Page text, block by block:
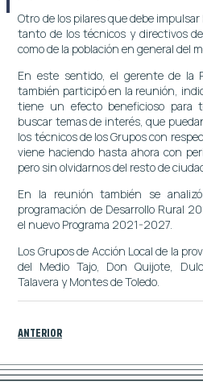
Otro de los pilares que debe impulsar
tanto de los técnicos y directivos
como de la población en general del
En este sentido, el gerente de la
también participó en la reunión,
tiene un efecto beneficioso para
buscar temas de interés, que
los técnicos de los Grupos con
viene haciendo hasta ahora con
pero sin olvidarnos del resto de
En la reunión también se
programación de Desarrollo Rural
el nuevo Programa 2021-2027.
Los Grupos de Acción Local de la
del Medio Tajo, Don Quijote,
Talavera y Montes de Toledo.
ANTERIOR